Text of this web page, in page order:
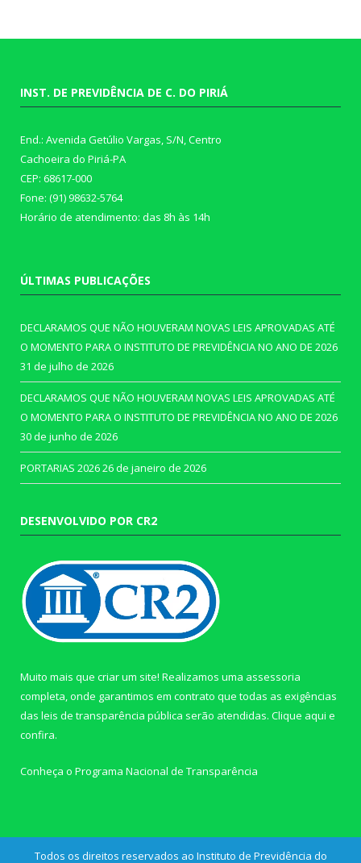
INST. DE PREVIDÊNCIA DE C. DO PIRIÁ
End.: Avenida Getúlio Vargas, S/N, Centro
Cachoeira do Piriá-PA
CEP: 68617-000
Fone: (91) 98632-5764
Horário de atendimento: das 8h às 14h
ÚLTIMAS PUBLICAÇÕES
DECLARAMOS QUE NÃO HOUVERAM NOVAS LEIS APROVADAS ATÉ
O MOMENTO PARA O INSTITUTO DE PREVIDÊNCIA NO ANO DE 2026
31 de julho de 2026
DECLARAMOS QUE NÃO HOUVERAM NOVAS LEIS APROVADAS ATÉ
O MOMENTO PARA O INSTITUTO DE PREVIDÊNCIA NO ANO DE 2026
30 de junho de 2026
PORTARIAS 202626 de janeiro de 2026
DESENVOLVIDO POR CR2
Muito mais que criar um site! Realizamos uma assessoria
completa, onde garantimos em contrato que todas as exigências
das leis de transparência pública serão atendidas. Clique aqui e
confira.
Conheça o Programa Nacional de Transparência
Todos os direitos reservados ao Instituto de Previdência do